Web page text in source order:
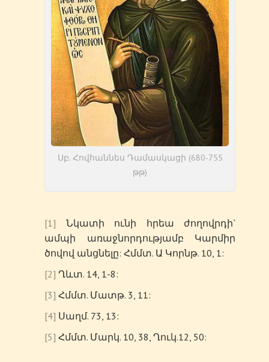
Սբ. Հովհաննես Դամասկացի (680-755
թթ)
[1] Նկատի ունի հրեա ժողովրդի`
ամպի առաջնորդությամբ Կարմիր
ծովով անցնելը: Հմմտ. Ա Կորնթ. 10, 1:
[2] Ղևտ. 14, 1-8:
[3] Հմմտ. Մատթ. 3, 11:
[4] Սաղմ. 73, 13:
[5] Հմմտ. Մարկ. 10, 38, Ղուկ.12, 50: